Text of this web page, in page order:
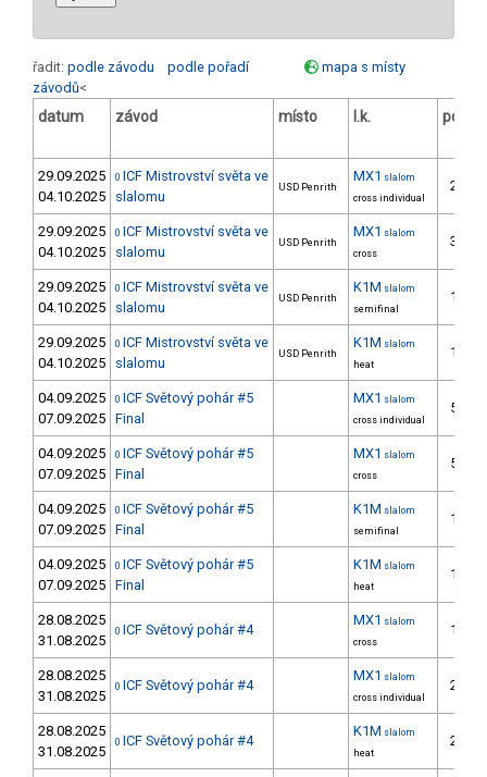
řadit: podle závodu podle pořadí
mapa s místy
závodů<
datum závod místo l.k. poř.
29.09.2025
04.10.2025
0 ICF Mistrovství světa ve
slalomu
USD Penrith
MX1 slalom
cross individual
28.
29.09.2025
04.10.2025
0 ICF Mistrovství světa ve
slalomu
USD Penrith
MX1 slalom
cross
32.
29.09.2025
04.10.2025
0 ICF Mistrovství světa ve
slalomu
USD Penrith
K1M slalom
semifinal
15.
29.09.2025
04.10.2025
0 ICF Mistrovství světa ve
slalomu
USD Penrith
K1M slalom
heat
15.
04.09.2025
07.09.2025
0 ICF Světový pohár #5
Final
MX1 slalom
cross individual
52.
04.09.2025
07.09.2025
0 ICF Světový pohár #5
Final
MX1 slalom
cross
52.
04.09.2025
07.09.2025
0 ICF Světový pohár #5
Final
K1M slalom
semifinal
13.
04.09.2025
07.09.2025
0 ICF Světový pohár #5
Final
K1M slalom
heat
13.
28.08.2025
31.08.2025
0 ICF Světový pohár #4
MX1 slalom
cross
11.
28.08.2025
31.08.2025
0 ICF Světový pohár #4
MX1 slalom
cross individual
28.
28.08.2025
31.08.2025
0 ICF Světový pohár #4
K1M slalom
heat
27.